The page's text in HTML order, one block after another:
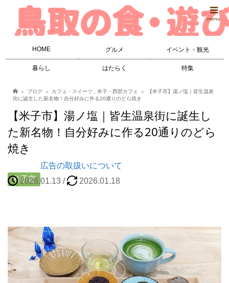
menu
HOME グルメ イベント・観光
暮らし はたらく 特集
ブログ カフェ・スイーツ 米子・西部カフェ
【米子市】湯ノ塩｜皆生温泉
街に誕生した新名物！自分好みに作る20通りのどら焼き
【米子市】湯ノ塩｜皆生温泉街に誕生し
た新名物！自分好みに作る20通りのどら
焼き
米子市
広告の取扱いについて
2026.01.13 / 2026.01.18